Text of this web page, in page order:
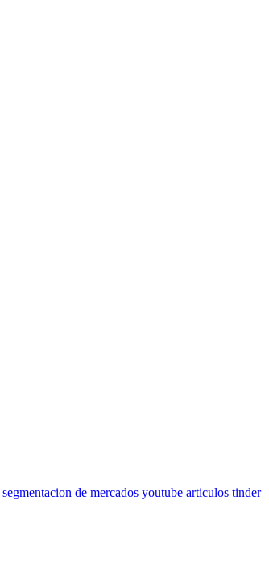
segmentacion de mercados youtube articulos tinder